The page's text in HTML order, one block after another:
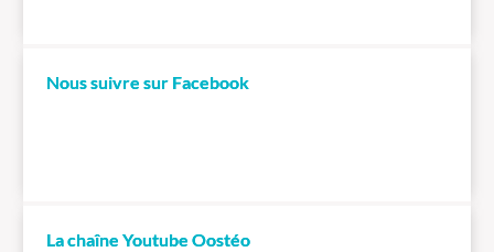
Nous suivre sur Facebook
La chaîne Youtube Oostéo